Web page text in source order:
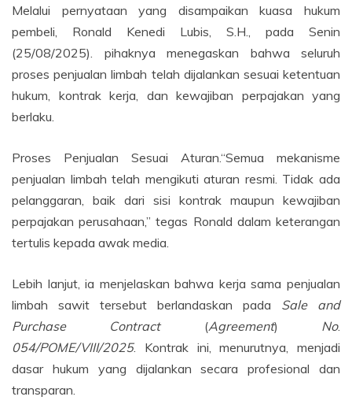
Melalui pernyataan yang disampaikan kuasa hukum
pembeli, Ronald Kenedi Lubis, S.H., pada Senin
(25/08/2025). pihaknya menegaskan bahwa seluruh
proses penjualan limbah telah dijalankan sesuai ketentuan
hukum, kontrak kerja, dan kewajiban perpajakan yang
berlaku.
Proses Penjualan Sesuai Aturan.“Semua mekanisme
penjualan limbah telah mengikuti aturan resmi. Tidak ada
pelanggaran, baik dari sisi kontrak maupun kewajiban
perpajakan perusahaan,” tegas Ronald dalam keterangan
tertulis kepada awak media.
Lebih lanjut, ia menjelaskan bahwa kerja sama penjualan
limbah sawit tersebut berlandaskan pada Sale and
Purchase
Contract(Agreement) No.
054/POME/VIII/2025. Kontrak ini, menurutnya, menjadi
dasar hukum yang dijalankan secara profesional dan
transparan.